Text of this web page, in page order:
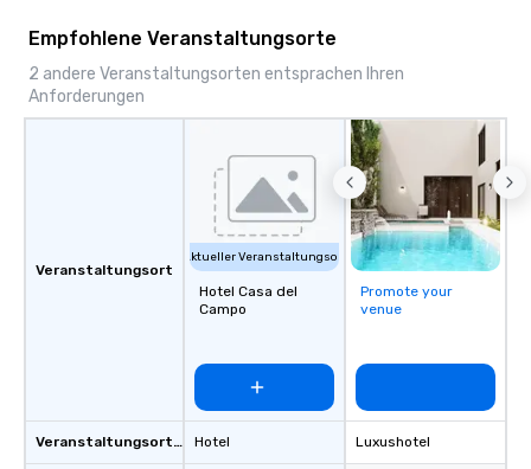
Empfohlene Veranstaltungsorte
2 andere Veranstaltungsorten entsprachen Ihren
Anforderungen
Veranstaltungsort
Veranstaltungsortstyp
Aktueller Veranstaltungsort
Hotel Casa del
Campo
Hotel
Promote your
venue
Luxushotel